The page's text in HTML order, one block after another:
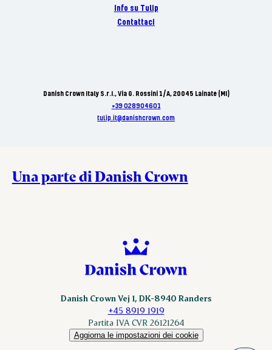
Info su Tulip
Contattaci
Danish Crown Italy S.r.I., Via G. Rossini 1/A, 20045 Lainate (MI)
+39 028904601
tulip.it@danishcrown.com
Una parte di Danish Crown
Danish Crown Vej 1, DK-8940 Randers
+45 8919 1919
Partita IVA CVR 26121264
Aggiorna le impostazioni dei cookie